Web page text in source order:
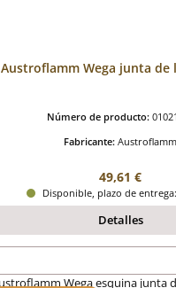
Austroflamm Wega junta de
Número de producto:
Fabricante: Austroflamm
Precio normal:
49,61 €
Disponible, plazo de
Detalles